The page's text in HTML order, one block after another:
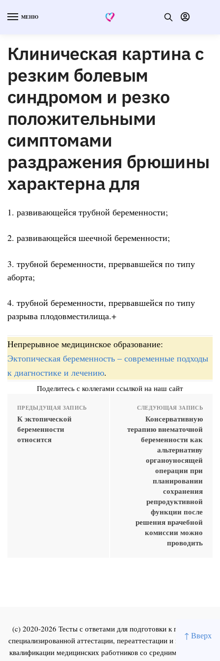
↑ Вверх
МЕНЮ
Клиническая картина с
резким болевым
синдромом и резко
положительными
симптомами
раздражения брюшины
характерна для
1. развивающейся трубной беременности;
2. развивающейся шеечной беременности;
3. трубной беременности, прервавшейся по типу
аборта;
4. трубной беременности, прервавшейся по типу
разрыва плодовместилища.+
Непрерывное медицинское образование:
Эктопическая беременность – современные подходы
к диагностике и лечению.
Поделитесь с коллегами ссылкой на наш сайт
ПРЕДЫДУЩАЯ ЗАПИСЬ
К эктопической
беременности
относится
СЛЕДУЮЩАЯ ЗАПИСЬ
Консервативную
терапию внематочной
беременности как
альтернативу
органоуносящей
операции при
планировании
сохранения
репродуктивной
функции после
решения врачебной
комиссии можно
проводить
(c) 2020-2026 Тесты с ответами для подготовки к первичной
специализированной аттестации, переаттестации и повышения
квалификации медицинских работников со средним и высшим